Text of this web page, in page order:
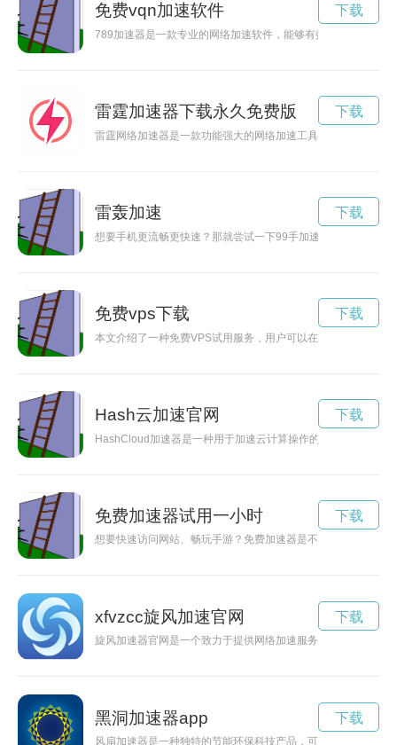
免费vqn加速软件
789加速器是一款专业的网络加速软件，能够有效提升网络速
下载
雷霆加速器下载永久免费版
雷霆网络加速器是一款功能强大的网络加速工具，但很多用户
下载
雷轰加速
想要手机更流畅更快速？那就尝试一下99手加速速器吧！这款
下载
免费vps下载
本文介绍了一种免费VPS试用服务，用户可以在7天内免费体验
下载
Hash云加速官网
HashCloud加速器是一种用于加速云计算操作的新型设备，能
下载
免费加速器试用一小时
想要快速访问网站、畅玩手游？免费加速器是不错的选择。本
下载
xfvzcc旋风加速官网
旋风加速器官网是一个致力于提供网络加速服务的平台，通过
下载
黑洞加速器app
风扇加速器是一种独特的节能环保科技产品，可有效提高风扇
下载